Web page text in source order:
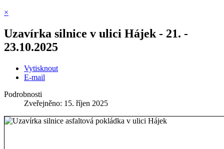
×
Uzavírka silnice v ulici Hájek - 21. -
23.10.2025
Vytisknout
E-mail
Podrobnosti
Zveřejněno: 15. říjen 2025